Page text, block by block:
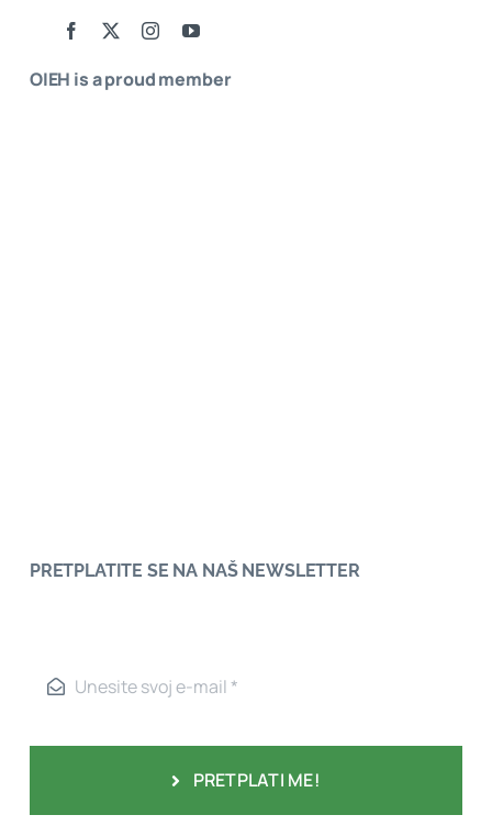
OIEH is a proud member
PRETPLATITE SE NA NAŠ NEWSLETTER
PRETPLATI ME!